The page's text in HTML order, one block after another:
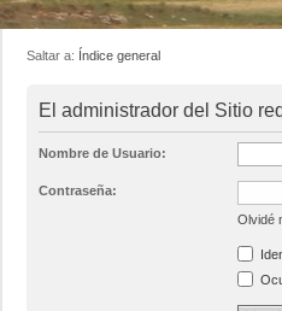
Saltar a: Índice general
El administrador del Sitio
Nombre de Usuario:
Contraseña:
Olvidé